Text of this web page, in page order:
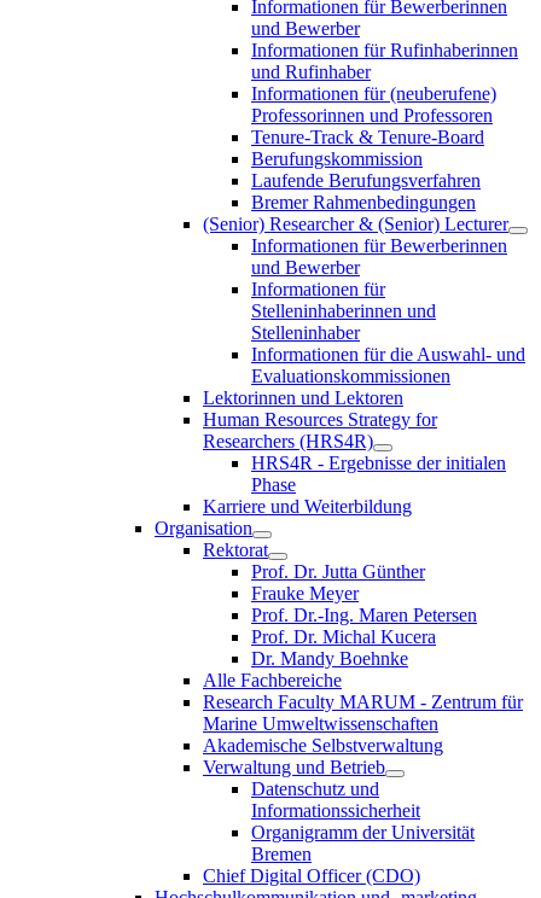
Informationen für Bewerberinnen
und Bewerber
Informationen für Rufinhaberinnen
und Rufinhaber
Informationen für (neuberufene)
Professorinnen und Professoren
Tenure-Track & Tenure-Board
Berufungskommission
Laufende Berufungsverfahren
Bremer Rahmenbedingungen
(Senior) Researcher & (Senior) Lecturer
Informationen für Bewerberinnen
und Bewerber
Informationen für
Stelleninhaberinnen und
Stelleninhaber
Informationen für die Auswahl- und
Evaluationskommissionen
Lektorinnen und Lektoren
Human Resources Strategy for
Researchers (HRS4R)
HRS4R - Ergebnisse der initialen
Phase
Karriere und Weiterbildung
Organisation
Rektorat
Prof. Dr. Jutta Günther
Frauke Meyer
Prof. Dr.-Ing. Maren Petersen
Prof. Dr. Michal Kucera
Dr. Mandy Boehnke
Alle Fachbereiche
Research Faculty MARUM - Zentrum für
Marine Umweltwissenschaften
Akademische Selbstverwaltung
Verwaltung und Betrieb
Datenschutz und
Informationssicherheit
Organigramm der Universität
Bremen
Chief Digital Officer (CDO)